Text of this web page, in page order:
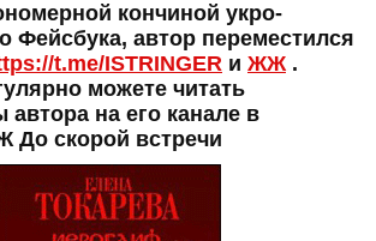
кончиной укро-
Фейсбука, автор переместился
t.me/ISTRINGER и ЖЖ.
можете читать
на его канале в
До скорой встречи